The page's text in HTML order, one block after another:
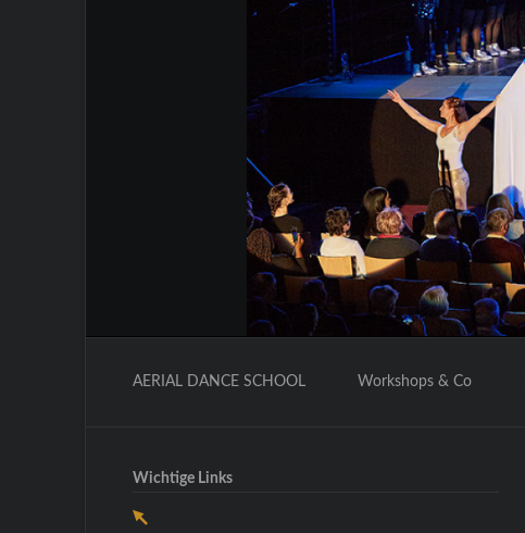
überspringen
AERIAL DANCE SCHOOL Workshops & Co
Wichtige Links